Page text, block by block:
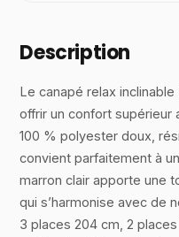
Description
Le canapé relax
offrir un confort supérieur
100 % polyester doux,
convient parfaitement à
marron clair apporte une
qui s’harmonise avec de
3 places 204 cm, 2 places